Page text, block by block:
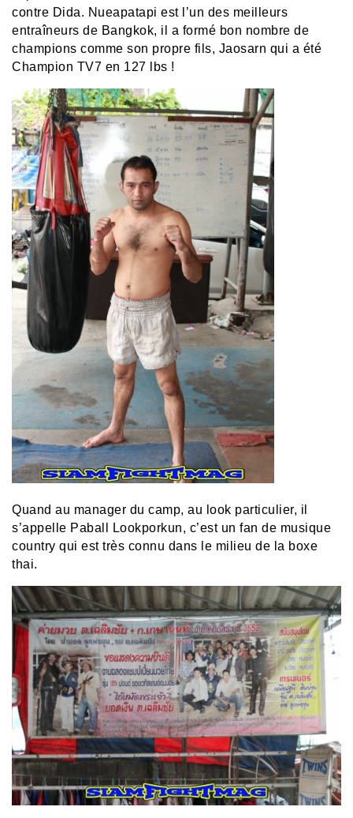
contre Dida. Nueapatapi est l’un des meilleurs
entraîneurs de Bangkok, il a formé bon nombre de
champions comme son propre fils, Jaosarn qui a été
Champion TV7 en 127 lbs !
Quand au manager du camp, au look particulier, il
s’appelle Paball Lookporkun, c’est un fan de musique
country qui est très connu dans le milieu de la boxe
thai.